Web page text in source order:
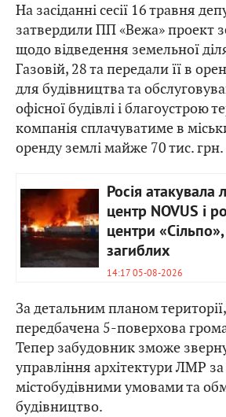
На засіданні сесії 16 травня
затвердили ПП «Вежа» проект
щодо відведення земельної
Газовій, 28 та передали її в
для будівництва та
офісної будівлі і благоустрою
компанія сплачуватиме в
оренду землі майже 70 тис. грн.
Росія атакувала
центр NOVUS і
центри
загиблих
14:17 05-08-2026
За детальним планом
передбачена 5-поверхова
Тепер забудовник зможе
управління архітектури ЛМР
містобудівними умовами та
будівництво.